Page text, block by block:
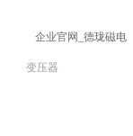
企业官网_德珑磁电
变压器